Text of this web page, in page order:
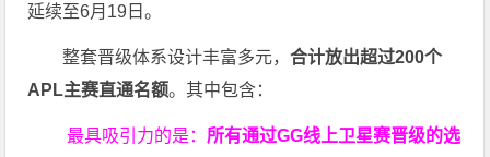
延续至6月19日。
整套晋级体系设计丰富多元，合计放出超过200个
APL主赛直通名额。其中包含：
最具吸引力的是： 所有通过GG线上卫星赛晋级的选